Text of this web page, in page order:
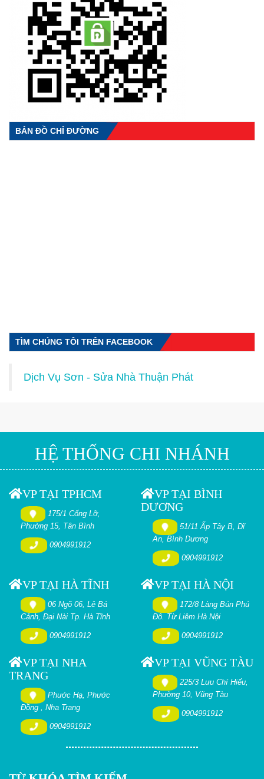
BẢN ĐỒ CHỈ ĐƯỜNG
TÌM CHÚNG TÔI TRÊN FACEBOOK
Dịch Vụ Sơn - Sửa Nhà Thuận Phát
HỆ THỐNG CHI NHÁNH
VP TẠI TPHCM
175/1 Cống Lỡ,
Phường 15, Tân Bình
0904991912
VP TẠI BÌNH
DƯƠNG
51/11 Ấp Tây B, Dĩ
An, Bình Dương
0904991912
VP TẠI HÀ TĨNH
06 Ngõ 06, Lê Bá
Cảnh, Đại Nài Tp. Hà Tĩnh
0904991912
VP TẠI HÀ NỘI
172/8 Làng Bún Phú
Đô. Từ Liêm Hà Nội
0904991912
VP TẠI NHA
TRANG
Phước Hạ, Phước
Đồng , Nha Trang
0904991912
VP TẠI VŨNG TÀU
225/3 Lưu Chí Hiếu,
Phường 10, Vũng Tàu
0904991912